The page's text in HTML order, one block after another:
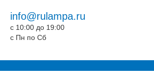
info@rulampa.ru
c 10:00 до 19:00
c Пн по Сб